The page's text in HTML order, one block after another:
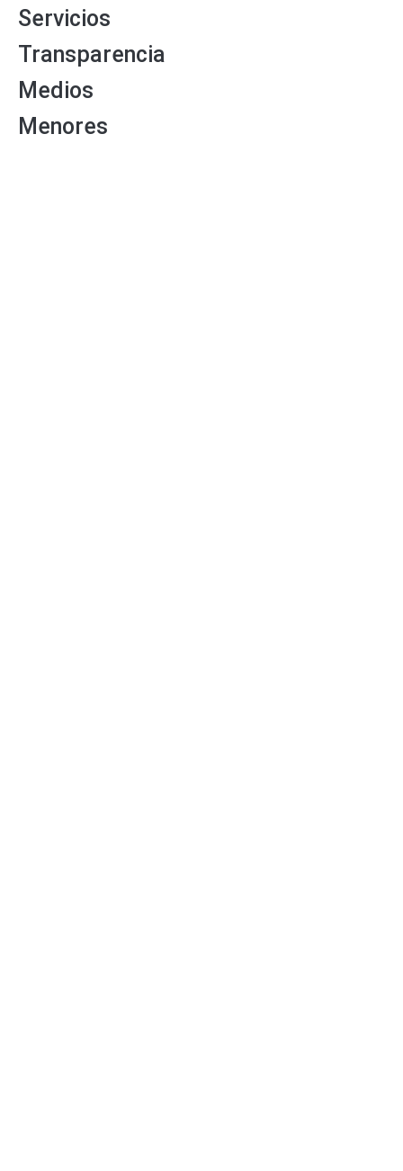
Servicios
Transparencia
Medios
Menores